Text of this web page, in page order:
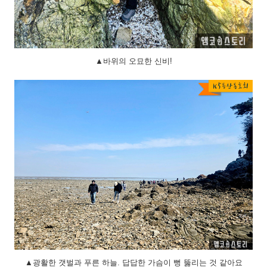
▲바위의 오묘한 신비!
▲광활한 갯벌과 푸른 하늘. 답답한 가슴이 뻥 뚫리는 것 같아요